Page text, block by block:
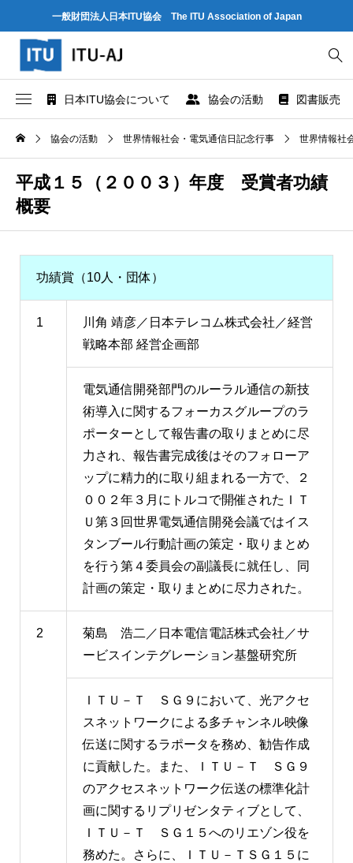
一般財団法人日本ITU協会 The ITU Association of Japan
日本ITU協会について 協会の活動 図書販売
協会概要
協会組織
業務および財務に関する資料
法人賛助会員のご案内
世界情報社会・電気通信日記念行事
研究会
出版・情報活動
図書販売
ITU とは
ITU-R 関係のデータ情報
ITU-T 関係のデータ情報
ITU-D 関係のデータ情報
ITUメンバー情報（加盟国、参加企業・団体）
協会の活動 世界情報社会・電気通信日記念行事 世界情報社
平成１５（２００３）年度 受賞者功績
概要
功績賞（10人・団体）
1
川角 靖彦／日本テレコム株式会社／経営
戦略本部 経営企画部
電気通信開発部門のルーラル通信の新技
術導入に関するフォーカスグループのラ
ポーターとして報告書の取りまとめに尽
力され、報告書完成後はそのフォローア
ップに精力的に取り組まれる一方で、２
００２年３月にトルコで開催されたＩＴ
Ｕ第３回世界電気通信開発会議ではイス
タンブール行動計画の策定・取りまとめ
を行う第４委員会の副議長に就任し、同
計画の策定・取りまとめに尽力された。
2
菊島 浩二／日本電信電話株式会社／サ
ービスインテグレーション基盤研究所
ＩＴＵ－Ｔ ＳＧ９において、光アクセ
スネットワークによる多チャンネル映像
伝送に関するラポータを務め、勧告作成
に貢献した。また、ＩＴＵ－Ｔ ＳＧ９
のアクセスネットワーク伝送の標準化計
画に関するリプリゼンタティブとして、
ＩＴＵ－Ｔ ＳＧ１５へのリエゾン役を
務めた。さらに、ＩＴＵ－ＴＳＧ１５に